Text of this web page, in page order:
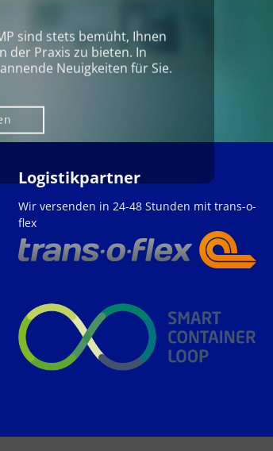
sind stets bemüht, Ihnen
der Praxis zu bieten. In
Neuigkeiten für Sie.
Logistikpartner
Wir versenden in 24-48 Stunden mit trans-o-
flex